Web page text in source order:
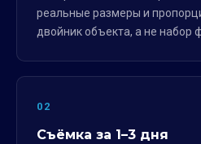
реальные размеры и
двойник объекта, а не набор
02
Съёмка за 1–3 дня